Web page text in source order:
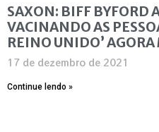
SAXON: BIFF BYFORD
VACINANDO AS
REINO UNIDO’
17 de dezembro de 2021
Continue lendo »